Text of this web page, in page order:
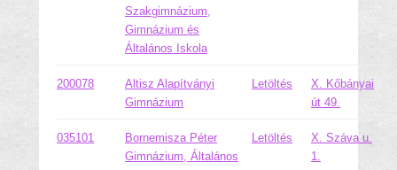
Szakgimnázium,
Gimnázium és
Általános Iskola
200078
Altisz Alapítványi
Gimnázium
Letöltés
X. Kőbányai
út 49.
035101
Bornemisza Péter
Gimnázium, Általános
Letöltés
X. Száva u.
1.